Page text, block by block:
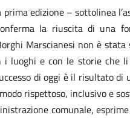
prima edizione – sottolinea
la riuscita di una
Marscianesi non è
i luoghi e con le storie che
di oggi è il risultato
rispettoso, inclusivo e
comunale,